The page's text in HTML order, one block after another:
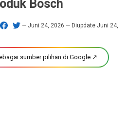
Bosch
Juni 24, 2026 — Diupdate Juni 24,
sumber pilihan di Google ↗